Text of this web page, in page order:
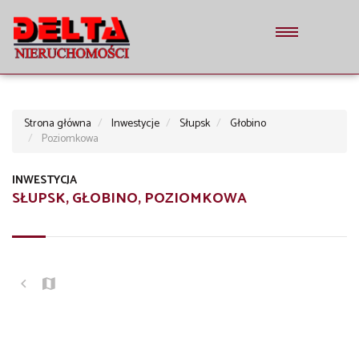
Strona główna Inwestycje Słupsk
Głobino
Poziomkowa
SŁUPSK, GŁOBINO, POZIOMKOWA
INWESTYCJA